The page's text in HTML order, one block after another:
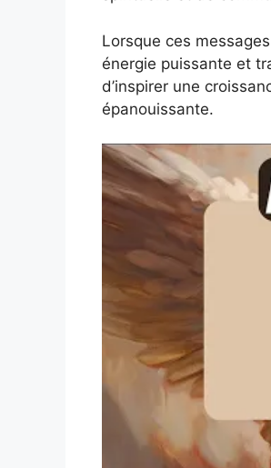
Lorsque ces
énergie puissante et
d’inspirer une
épanouissante.